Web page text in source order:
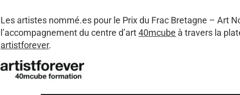
Les artistes nommé.es pour le Prix du Frac Bretagne – Art
l’accompagnement du centre d’art40mcube à travers la
artistforever.